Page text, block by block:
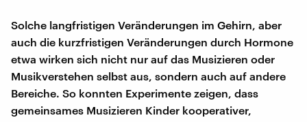
Solche langfristigen Veränderungen im Gehirn, aber
auch die kurzfristigen Veränderungen durch Hormone
etwa wirken sich nicht nur auf das Musizieren oder
Musikverstehen selbst aus, sondern auch auf andere
Bereiche. So konnten Experimente zeigen, dass
gemeinsames Musizieren Kinder kooperativer,